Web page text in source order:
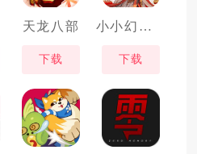
天龙八部
下载
小小幻兽录
下载